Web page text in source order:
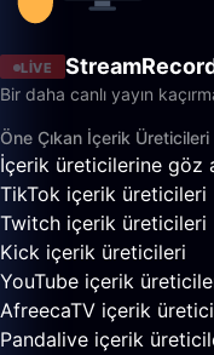
LIVE
Bir daha canlı yayın
Öne Çıkan İçerik Üreticileri
İçerik üreticilerine göz
TikTok içerik üreticileri
Twitch içerik üreticileri
Kick içerik üreticileri
YouTube içerik
AfreecaTV içerik
Pandalive içerik